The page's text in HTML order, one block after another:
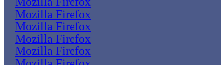
Mozilla Firefox
Mozilla Firefox
Mozilla Firefox
Mozilla Firefox